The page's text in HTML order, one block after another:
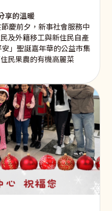
享的溫暖
慶前夕，新事社會服務中
及外籍移工與新住民自產
」聖誕嘉年華的公益市集
民果農的有機高麗菜